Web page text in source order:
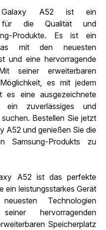
Galaxy A52 ist ein
für die Qualität und
Produkte. Es ist ein
mit den neuesten
und eine hervorragende
seiner erweiterbaren
es mit jedem
es eine ausgezeichnete
zuverlässiges und
Bestellen Sie jetzt
A52 und genießen Sie die
Samsung-Produkts zu
A52 ist das perfekte
ein leistungsstarkes Gerät
Technologien
hervorragenden
Speicherplatz